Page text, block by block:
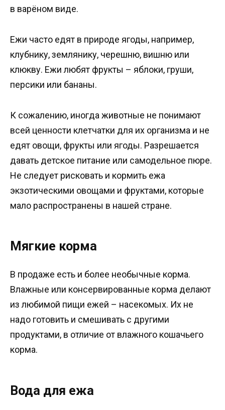
в варёном виде.
Ежи часто едят в природе ягоды, например,
клубнику, землянику, черешню, вишню или
клюкву. Ежи любят фрукты – яблоки, груши,
персики или бананы.
К сожалению, иногда животные не понимают
всей ценности клетчатки для их организма и не
едят овощи, фрукты или ягоды. Разрешается
давать детское питание или самодельное пюре.
Не следует рисковать и кормить ежа
экзотическими овощами и фруктами, которые
мало распространены в нашей стране.
Мягкие корма
В продаже есть и более необычные корма.
Влажные или консервированные корма делают
из любимой пищи ежей – насекомых. Их не
надо готовить и смешивать с другими
продуктами, в отличие от влажного кошачьего
корма.
Вода для ежа